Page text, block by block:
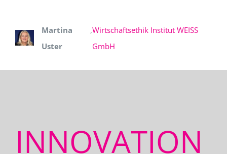
Martina
Uster
,Wirtschaftsethik Institut WEISS
GmbH
INNOVATION